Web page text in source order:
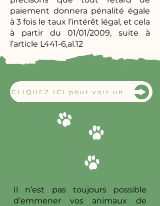
paiement donnera pénalité égale
à 3 fois le taux l’intérêt légal, et cela
à partir du 01/01/2009, suite à
l’article L441-6,al.12
Il n’est pas toujours possible
d’emmener vos animaux de